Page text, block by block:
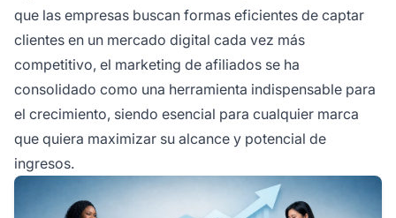
que las empresas buscan formas eficientes de captar
clientes en un mercado digital cada vez más
competitivo, el marketing de afiliados se ha
consolidado como una herramienta indispensable para
el crecimiento, siendo esencial para cualquier marca
que quiera maximizar su alcance y potencial de
ingresos.